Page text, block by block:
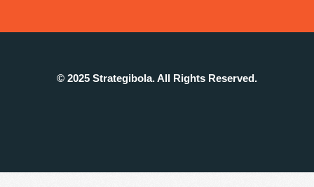
© 2025 Strategibola. All Rights Reserved.